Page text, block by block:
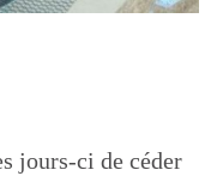
jours-ci de céder